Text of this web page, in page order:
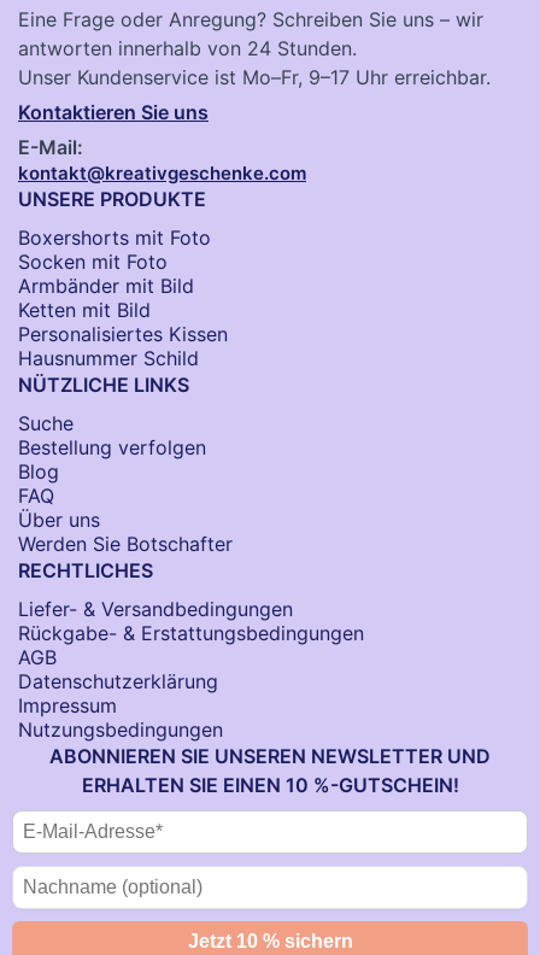
Eine Frage oder Anregung? Schreiben Sie uns – wir
antworten innerhalb von 24 Stunden.
Unser Kundenservice ist Mo–Fr, 9–17 Uhr erreichbar.
Kontaktieren Sie uns
E-Mail:
kontakt@kreativgeschenke.com
UNSERE PRODUKTE
Boxershorts mit Foto
Socken​ mit Foto
Armbänder mit Bild​
Ketten mit Bild
Personalisiertes Kissen
Hausnummer Schild
NÜTZLICHE LINKS
Suche
Bestellung verfolgen
Blog
FAQ
Über uns
Werden Sie Botschafter
RECHTLICHES
Liefer- & Versandbedingungen
Rückgabe- & Erstattungsbedingungen
AGB
Datenschutzerklärung
Impressum
Nutzungsbedingungen
ABONNIEREN SIE UNSEREN NEWSLETTER UND
ERHALTEN SIE EINEN 10 %-GUTSCHEIN!